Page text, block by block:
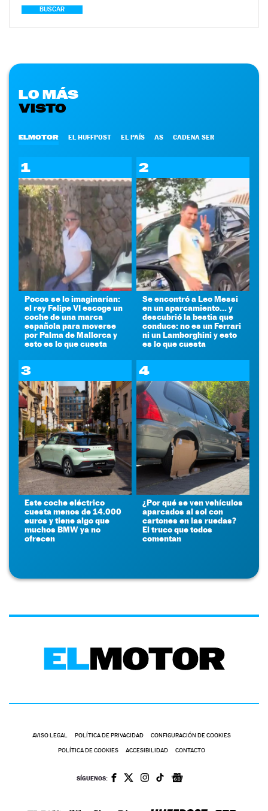
BUSCAR
LO MÁS
VISTO
ELMOTOR EL HUFFPOST EL PAÍS AS CADENA SER
1
Pocos se lo imaginarían:
el rey Felipe VI escoge un
coche de una marca
española para moverse
por Palma de Mallorca y
esto es lo que cuesta
2
Se encontró a Leo Messi
en un aparcamiento... y
descubrió la bestia que
conduce: no es un Ferrari
ni un Lamborghini y esto
es lo que cuesta
3
Este coche eléctrico
cuesta menos de 14.000
euros y tiene algo que
muchos BMW ya no
ofrecen
4
¿Por qué se ven vehículos
aparcados al sol con
cartones en las ruedas?
El truco que todos
comentan
AVISO LEGAL POLÍTICA DE PRIVACIDAD CONFIGURACIÓN DE COOKIES
POLÍTICA DE COOKIES ACCESIBILIDAD CONTACTO
SÍGUENOS: